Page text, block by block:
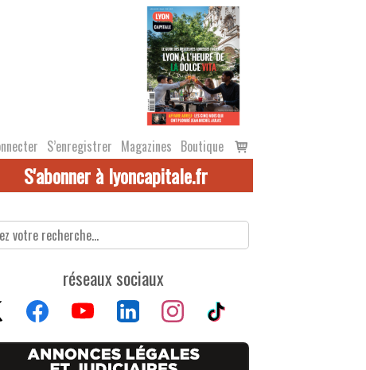
S’enregistrer Magazines Boutique
Voir
le
S'abonner à lyoncapitale.fr
réseaux sociaux